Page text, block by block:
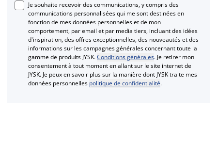
Je souhaite recevoir des communications, y compris des
communications personnalisées qui me sont destinées en
fonction de mes données personnelles et de mon
comportement, par email et par media tiers, incluant des idées
d'inspiration, des offres exceptionnelles, des nouveautés et des
informations sur les campagnes générales concernant toute la
gamme de produits JYSK.Conditions générales. Je retirer mon
consentement à tout moment en allant sur le site internet de
JYSK. Je peux en savoir plus sur la manière dont JYSK traite mes
données personnelles politique de confidentialité.